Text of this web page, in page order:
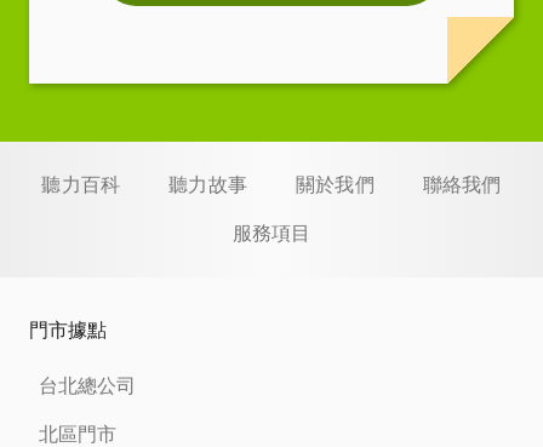
聽力百科 聽力故事 關於我們 聯絡我們
服務項目
門市據點
台北總公司
北區門市